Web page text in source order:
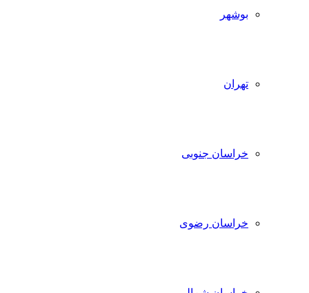
بوشهر
تهران
خراسان جنوبی
خراسان رضوی